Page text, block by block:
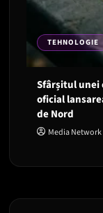
TEHNOLOGIE
Sfârșitul unei
oficial
de Nord
Media Network